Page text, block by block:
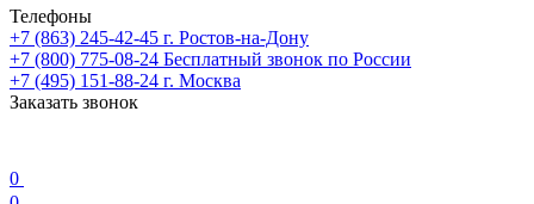
Телефоны
+7 (863) 245-42-45 г. Ростов-на-Дону
+7 (800) 775-08-24 Бесплатный звонок по России
+7 (495) 151-88-24 г. Москва
Заказать звонок
0